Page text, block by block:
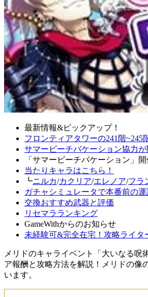
最新情報&ピックアップ！
フロンティアタワーの241階~245
サマービーチバケーション協力が
「サマービーチバケーション」開
当たりキャラはこちら！
┗ニルカ/カクリア/エレノア/フラ
ガチャシミュレータで本番前の運
交換おすすめ武器と評価
リセマラランキング
GameWithからのお知らせ
未経験可&完全在宅！攻略ライタ
メリドのキャライベント「大いなる呪
ア報酬と攻略方法を解説！メリドの像
います。